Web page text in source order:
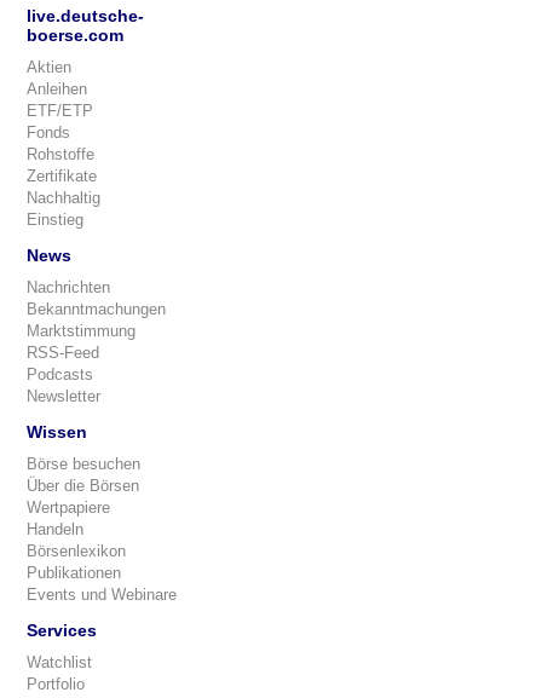
live.deutsche-
boerse.com
Aktien
Anleihen
ETF/ETP
Fonds
Rohstoffe
Zertifikate
Nachhaltig
Einstieg
News
Nachrichten
Bekanntmachungen
Marktstimmung
RSS-Feed
Podcasts
Newsletter
Wissen
Börse besuchen
Über die Börsen
Wertpapiere
Handeln
Börsenlexikon
Publikationen
Events und Webinare
Services
Watchlist
Portfolio